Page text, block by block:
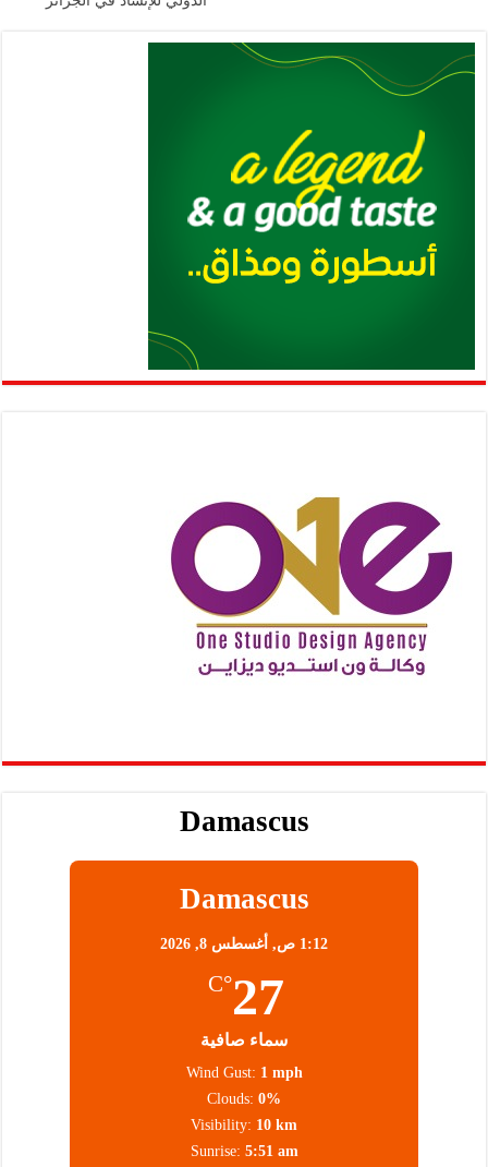
Damascus
Damascus
1:12 ص, أغسطس 8, 2026
27
°C
سماء صافية
Wind Gust: 1 mph
Clouds: 0%
Visibility: 10 km
Sunrise: 5:51 am